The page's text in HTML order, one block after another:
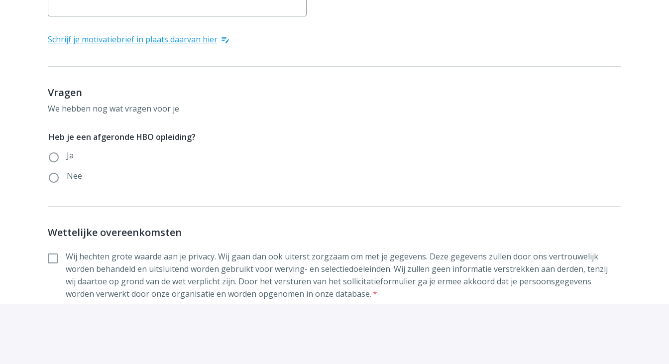
Schrijf je motivatiebrief in plaats daarvan hier
Vragen
We hebben nog wat vragen voor je
Heb je een afgeronde HBO opleiding?
Ja
Nee
Wettelijke overeenkomsten
Wij hechten grote waarde aan je privacy. Wij gaan dan ook uiterst zorgzaam om met je gegevens. Deze gegevens zullen door ons vertrouwelijk
worden behandeld en uitsluitend worden gebruikt voor werving- en selectiedoeleinden. Wij zullen geen informatie verstrekken aan derden, tenzij
wij daartoe op grond van de wet verplicht zijn. Door het versturen van het sollicitatieformulier ga je ermee akkoord dat je persoonsgegevens
worden verwerkt door onze organisatie en worden opgenomen in onze database.